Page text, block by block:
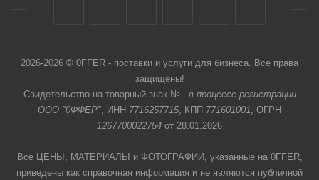
2026-2026 © 0FFER - поставки и услуги для бизнеса. Все права
защищены!
Свидетельство на товарный знак № - в процессе регистрации
ООО "0ФФЕР", ИНН 7716257715, КПП 771601001, ОГРН
1267700022754 от 28.01.2026
Все ЦЕНЫ, МАТЕРИАЛЫ и ФОТОГРАФИИ, указанные на 0FFER,
приведены как справочная информация и не являются публичной